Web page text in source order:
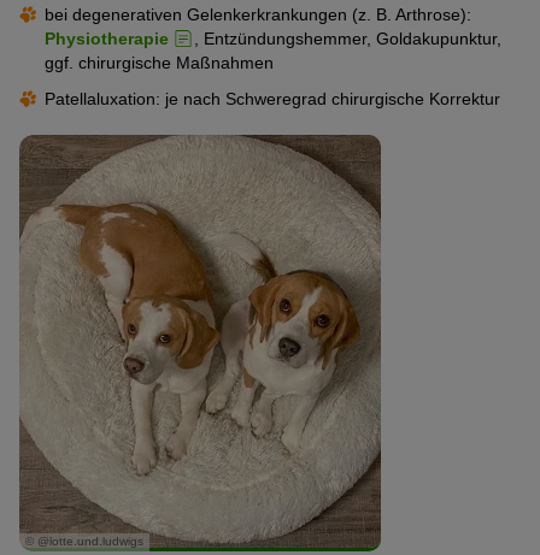
bei degenerativen Gelenkerkrankungen (z. B. Arthrose):
Physiotherapie
, Entzündungshemmer, Goldakupunktur,
ggf. chirurgische Maßnahmen
Patellaluxation: je nach Schweregrad chirurgische Korrektur
© @lotte.und.ludwigs